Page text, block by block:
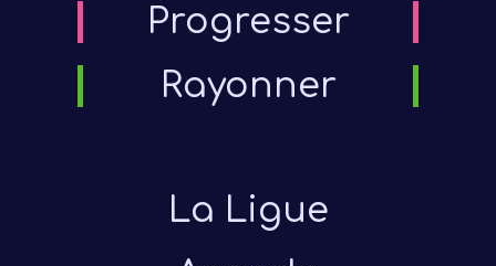
Progresser
Rayonner
La Ligue